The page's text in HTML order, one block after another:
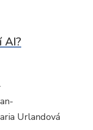
AI?
Urlandová